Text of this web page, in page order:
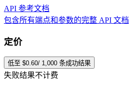
API 参考文档
包含所有端点和参数的完整 API 文档
定价
低至 $0.60/ 1,000 条成功结果
失败结果不计费